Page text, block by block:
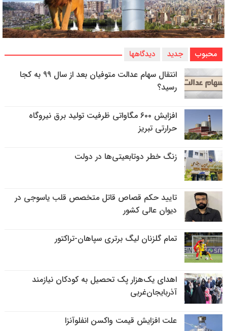
محبوب جدید دیدگاهها
انتقال سهام عدالت متوفیان بعد از سال ۹۹ به کجا
رسید؟
افزایش ۶۰۰ مگاواتی ظرفیت تولید برق نیروگاه
حرارتی تبریز
زنگ خطر دوتابعیتی‌ها در دولت
تایید حکم قصاص قاتل متخصص قلب یاسوجی در
دیوان عالی کشور
تمام گلزنان لیگ‌ برتری سپاهان-تراکتور
اهدای یک‌هزار پک تحصیل به کودکان نیازمند
آذربایجان‌غربی
علت افزایش قیمت واکسن انفلوآنزا